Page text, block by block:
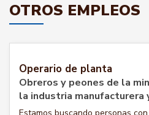
OTROS EMPLEOS
Operario de planta
Obreros y peones de la
la industria